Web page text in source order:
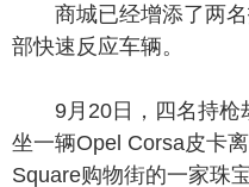
商城已经增添了两
部快速反应车辆。
9月20日，四名持枪
坐一辆Opel Corsa皮卡
Square购物街的一家珠